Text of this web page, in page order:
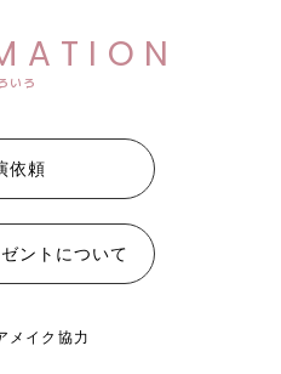
いろ
依頼
ントについて
メイク協力